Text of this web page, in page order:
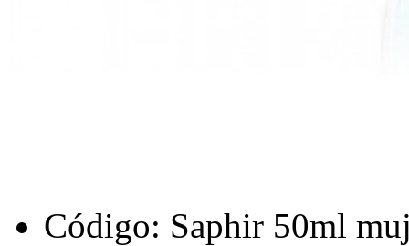
Código: Saphir 50ml